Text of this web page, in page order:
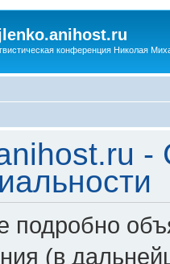
конференция Николая
-
подробно
(в